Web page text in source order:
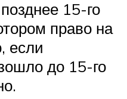
15-го
право на
если
до 15-го